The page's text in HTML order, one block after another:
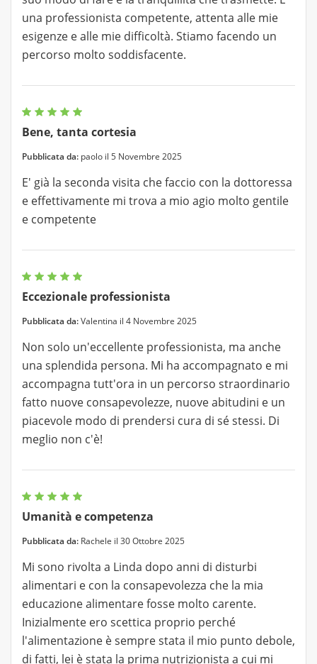
una professionista competente, attenta alle mie
esigenze e alle mie difficoltà. Stiamo facendo un
percorso molto soddisfacente.
Bene, tanta cortesia
Pubblicata da: paolo il 5 Novembre 2025
E' già la seconda visita che faccio con la dottoressa
e effettivamente mi trova a mio agio molto gentile
e competente
Eccezionale professionista
Pubblicata da:Valentina il 4 Novembre 2025
Non solo un'eccellente professionista, ma anche
una splendida persona. Mi ha accompagnato e mi
accompagna tutt'ora in un percorso straordinario
fatto nuove consapevolezze, nuove abitudini e un
piacevole modo di prendersi cura di sé stessi. Di
meglio non c'è!
Umanità e competenza
Pubblicata da: Rachele il 30 Ottobre 2025
Mi sono rivolta a Linda dopo anni di disturbi
alimentari e con la consapevolezza che la mia
educazione alimentare fosse molto carente.
Inizialmente ero scettica proprio perché
l'alimentazione è sempre stata il mio punto debole,
di fatti, lei è stata la prima nutrizionista a cui mi